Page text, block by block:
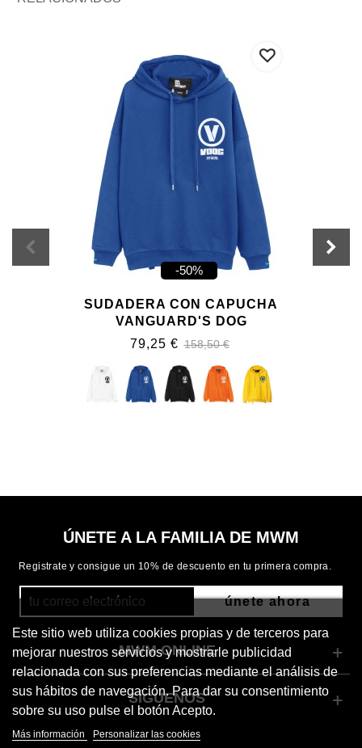
-50%
SUDADERA CON CAPUCHA
VANGUARD'S DOG
79,25 € 158,50 €
ÚNETE A LA FAMILIA DE MWM
Registrate y consigue un 10% de descuento en tu primera compra.
únete ahora
Este sitio web utiliza cookies propias y de terceros para
mejorar nuestros servicios y mostrarle publicidad
relacionada con sus preferencias mediante el análisis de
sus hábitos de navegación. Para dar su consentimiento
sobre su uso pulse el botón Acepto.
Más información Personalizar las cookies
MWM ONLINE
SÍGUENOS